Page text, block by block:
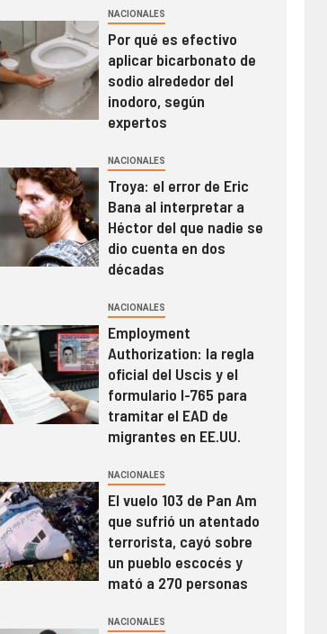
NACIONALES
Por qué es efectivo
aplicar bicarbonato de
sodio alrededor del
inodoro, según
expertos
NACIONALES
Troya: el error de Eric
Bana al interpretar a
Héctor del que nadie se
dio cuenta en dos
décadas
NACIONALES
Employment
Authorization: la regla
oficial del Uscis y el
formulario I-765 para
tramitar el EAD de
migrantes en EE.UU.
NACIONALES
El vuelo 103 de Pan Am
que sufrió un atentado
terrorista, cayó sobre
un pueblo escocés y
mató a 270 personas
NACIONALES